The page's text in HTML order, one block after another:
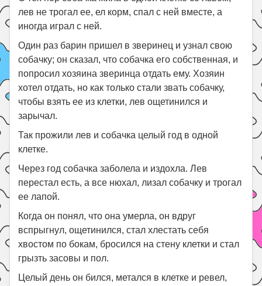
лев не трогал ее, ел корм, спал с ней вместе, а
иногда играл с ней.
Один раз барин пришел в зверинец и узнал свою
собачку; он сказал, что собачка его собственная, и
попросил хозяина зверинца отдать ему. Хозяин
хотел отдать, но как только стали звать собачку,
чтобы взять ее из клетки, лев ощетинился и
зарычал.
Так прожили лев и собачка целый год в одной
клетке.
Через год собачка заболела и издохла. Лев
перестал есть, а все нюхал, лизал собачку и трогал
ее лапой.
Когда он понял, что она умерла, он вдруг
вспрыгнул, ощетинился, стал хлестать себя
хвостом по бокам, бросился на стену клетки и стал
грызть засовы и пол.
Целый день он бился, метался в клетке и ревел,